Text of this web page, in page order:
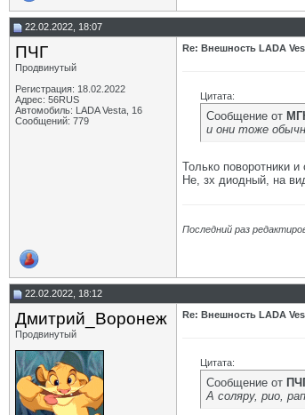
22.02.2022, 18:07
ПЧГ
Продвинутый
Регистрация: 18.02.2022
Адрес: 56RUS
Автомобиль: LADA Vesta, 16
Сообщений: 779
Re: Внешность LADA
Цитата:
Сообщение от
и они тоже
Только поворотники
Не, зх диодный, на
Последний раз
22.02.2022, 18:12
Дмитрий_Воронеж
Продвинутый
Re: Внешность LADA
Цитата:
Сообщение от
А соляру, рио,